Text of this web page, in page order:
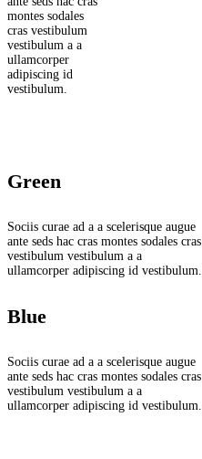
montes sodales
cras vestibulum
vestibulum a a
ullamcorper
adipiscing id
vestibulum.
Green
Sociis curae ad a a scelerisque augue
ante seds hac cras montes sodales cras
vestibulum vestibulum a a
ullamcorper adipiscing id vestibulum.
Blue
Sociis curae ad a a scelerisque augue
ante seds hac cras montes sodales cras
vestibulum vestibulum a a
ullamcorper adipiscing id vestibulum.